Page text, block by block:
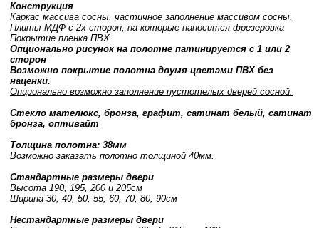
Конструкция
Каркас массива сосны, частичное заполнение массивом сосны.
Плиты МДФ с 2х сторон, на которые наносится фрезеровка
Покрытие пленка ПВХ.
Опционально рисунок на полотне патинируется с 1 или 2
сторон
Возможно покрытие полотна двумя цветами ПВХ без
наценки.
Опционально возможно заполнение пустотелых дверей сосной.
Стекло мателюкс, бронза, графит, сатинат белый, сатинат
бронза, оптивайт
Толщина полотна: 38мм
Возможно заказать полотно толщиной 40мм.
Стандартные размеры двери
Высота 190, 195, 200 и 205см
Ширина 30, 40, 50, 55, 60, 70, 80, 90см
Нестандартные размеры двери